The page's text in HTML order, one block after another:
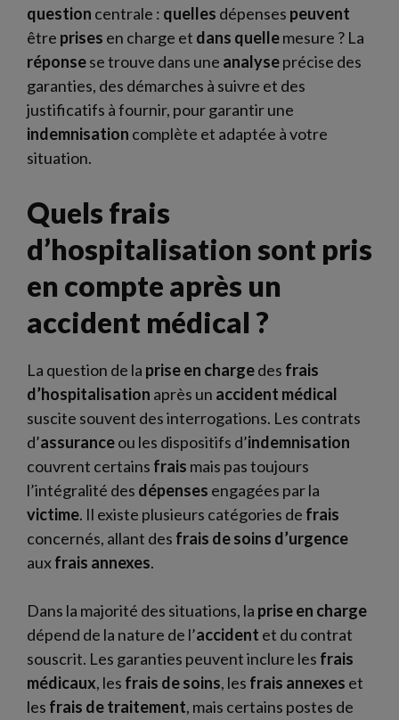
question centrale : quelles dépenses peuvent
être prises en charge et dans quellemesure ? La
réponsese trouve dans une analyseprécise des
garanties, des démarches à suivre et des
justificatifs à fournir, pour garantir une
indemnisation complète et adaptée à votre
situation.
Quels frais
d’hospitalisation sont pris
en compte après un
accident médical ?
La question de la prise en chargedes frais
d’hospitalisation après un accident médical
suscite souvent des interrogations. Les contrats
d’assuranceou les dispositifs d’indemnisation
couvrent certains frais mais pas toujours
l’intégralité des dépenses engagées par la
victime. Il existe plusieurs catégories de frais
concernés, allant des frais de soins d’urgence
auxfrais annexes.
Dans la majorité des situations, la prise en charge
dépend de la nature de l’accident et du contrat
souscrit. Les garanties peuvent inclure les frais
médicaux, les frais de soins, les frais annexes et
les frais de traitement, mais certains postes de